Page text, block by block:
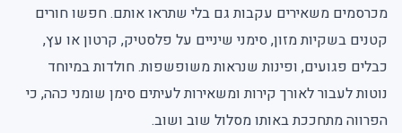
מכרסמים משאירים עקבות גם בלי שתראו אותם. חפשו חורים
קטנים בשקיות מזון, סימני שיניים על פלסטיק, קרטון או עץ,
כבלים פגועים, ופינות שנראות משופשפות. חולדות במיוחד
נוטות לעבור לאורך קירות ומשאירות לעיתים סימן שומני כהה, כי
הפרווה מתחככת באותו מסלול שוב ושוב.